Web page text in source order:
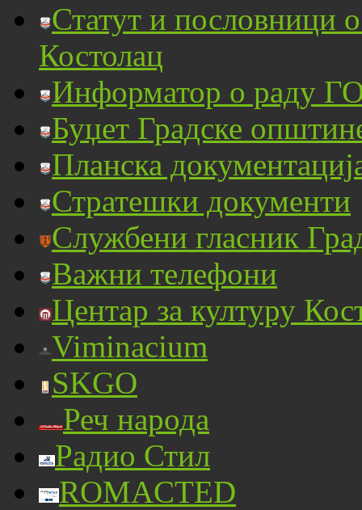
Статут и пословници
Костолац
Информатор о раду
Буџет Градске
Планска
Стратешки документи
Службени гласник
Важни телефони
Центар за културу
Viminacium
SKGO
Реч народа
Радио Стил
ROMACTED